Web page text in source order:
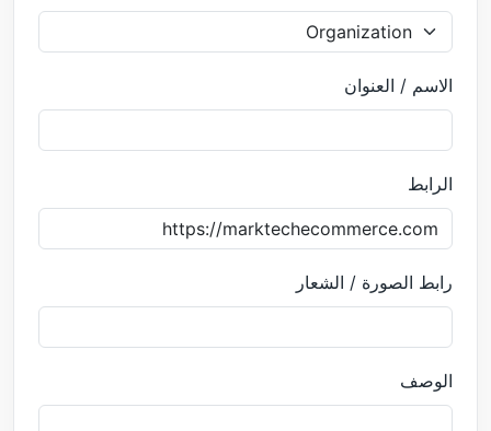
الاسم / العنوان
الرابط
رابط الصورة / الشعار
الوصف